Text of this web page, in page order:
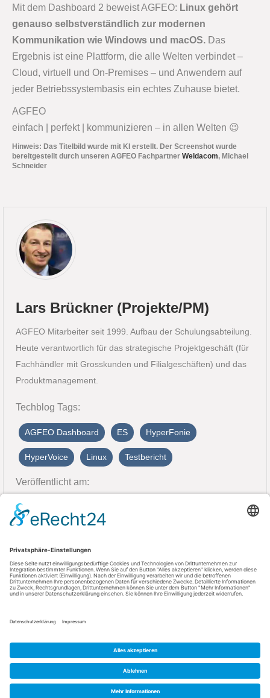
Mit dem Dashboard 2 beweist AGFEO: Linux gehört
genauso selbstverständlich zur modernen
Kommunikation wie Windows und macOS. Das
Ergebnis ist eine Plattform, die alle Welten verbindet –
Cloud, virtuell und On-Premises – und Anwendern auf
jeder Betriebssystembasis ein echtes Zuhause bietet.
AGFEO
einfach | perfekt | kommunizieren – in allen Welten 😉
Hinweis: Das Titelbild wurde mit KI erstellt. Der Screenshot wurde
bereitgestellt durch unseren AGFEO Fachpartner Weldacom, Michael
Schneider
Lars Brückner (Projekte/PM)
AGFEO Mitarbeiter seit 1999. Aufbau der Schulungsabteilung.
Heute verantwortlich für das strategische Projektgeschäft (für
Fachhändler mit Grosskunden und Filialgeschäften) und das
Produktmanagement.
Techblog Tags:
AGFEO Dashboard ES HyperFonie
HyperVoice Linux Testbericht
Veröffentlicht am:
1. Oktober 2025
Kontakt
AGFEO GmbH & Co. KG
33647 Bielefeld
Fax: +49 521 44709-98555
AGB
Datenschutz
Impressum